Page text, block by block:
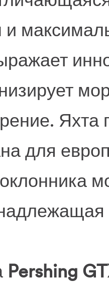
и
Яхта
для
Pershing